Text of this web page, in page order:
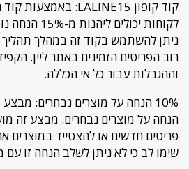
לקוחות יכולים
ניתן להשתמש בקוד זה במהלך
רוב הפריטים הזמינים באתר ליין.
וההגבלות עבור כל אי הכללה.
הנחה על מוצרים נבחרים. מבצע זה
פריטים חדשים או להצטייד במוצרים
שימו לב כי לא ניתן לשלב הנחה זו